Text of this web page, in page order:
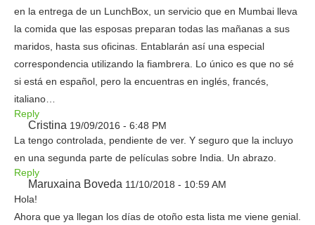
en la entrega de un LunchBox, un servicio que en Mumbai lleva
la comida que las esposas preparan todas las mañanas a sus
maridos, hasta sus oficinas. Entablarán así una especial
correspondencia utilizando la fiambrera. Lo único es que no sé
si está en español, pero la encuentras en inglés, francés,
italiano…
Reply
Cristina 19/09/2016 - 6:48 PM
La tengo controlada, pendiente de ver. Y seguro que la incluyo
en una segunda parte de películas sobre India. Un abrazo.
Reply
Maruxaina Boveda 11/10/2018 - 10:59 AM
Hola!
Ahora que ya llegan los días de otoño esta lista me viene genial.